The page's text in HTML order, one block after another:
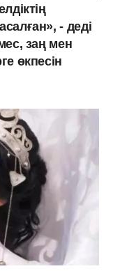
- деді
заң мен
өкпесін